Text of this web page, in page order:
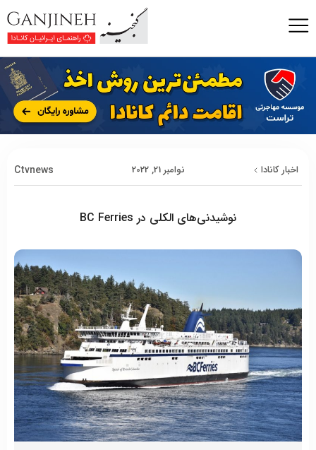
اخبار کانادا نوامبر 21, 2022 Ctvnews
نوشیدنی‌های الکلی در BC Ferries